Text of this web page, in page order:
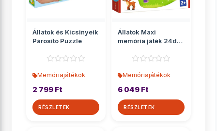
Állatok és Kicsinyeik
Párosító Puzzle
Memóriajátékok
2 799 Ft
RÉSZLETEK
Állatok Maxi
memória játék 24db-
Memóriajátékok
6 049 Ft
RÉSZLETEK